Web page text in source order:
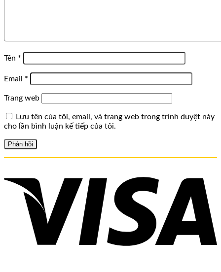
Tên *
Email *
Trang web
Lưu tên của tôi, email, và trang web trong trình duyệt này
cho lần bình luận kế tiếp của tôi.